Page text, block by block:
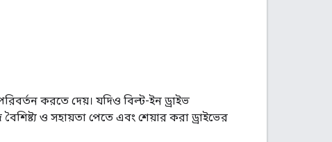
করতে দেয়। যদিও বিল্ট-ইন ড্রাইভ
ও সহায়তা পেতে এবং শেয়ার করা ড্রাইভের